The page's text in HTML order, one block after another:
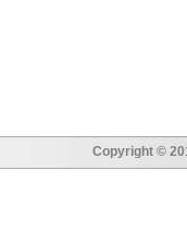
Copyright ©